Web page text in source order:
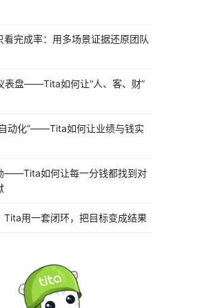
看完成率：用多场景证据还原团队
表盘——Tita如何让“人、客、财”
动化”——Tita如何让业绩与钱实
——Tita如何让每一分钱都找到对
Tita用一套闭环，把目标变成结果